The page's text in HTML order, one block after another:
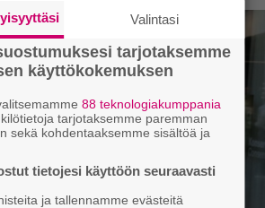
Valintasi
tarjotaksemme
käyttökokemuksen
88 teknologiakumppania
tarjotaksemme paremman
sekä kohdentaaksemme sisältöä ja
tietojesi käyttöön seuraavasti
ja tallennamme evästeitä